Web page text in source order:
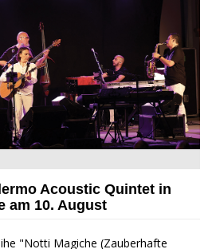
dem Palermo Acoustic Quintet
Acoustic Quintet in
am 10. August
"Notti Magiche (Zauberhafte